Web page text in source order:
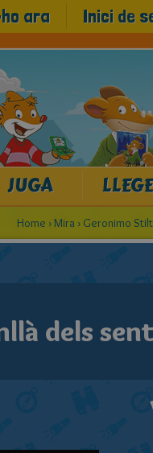
ara Inici de
JUGA
Home ›Mira › Geronimo
dels